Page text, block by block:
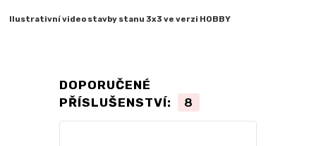
Ilustrativní video stavby stanu 3x3 ve verzi HOBBY
DOPORUČENÉ
PŘÍSLUŠENSTVÍ:
8